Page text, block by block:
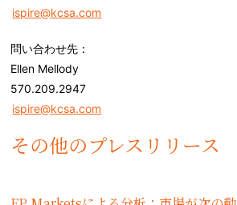
ispire@kcsa.com
問い合わせ先：
Ellen Mellody
570.209.2947
ispire@kcsa.com
その他のプレスリリース